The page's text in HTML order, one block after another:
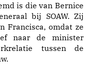
is die van Bernice
bij SOAW. Zij
Francisca, omdat ze
naar de minister
tussen de